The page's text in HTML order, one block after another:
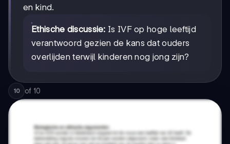
en kind.
Ethische discussie: Is IVF op hoge leeftijd
verantwoord gezien de kans dat ouders
overlijden terwijl kinderen nog jong zijn?
10 of 10